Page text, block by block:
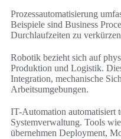
Prozessautomatisierung
Beispiele sind Business
Durchlaufzeiten zu
Robotik bezieht sich auf
Produktion und Logistik.
Integration, mechanische
Arbeitsumgebungen.
IT-Automation automatisiert
Systemverwaltung. Tools
übernehmen Deployment,